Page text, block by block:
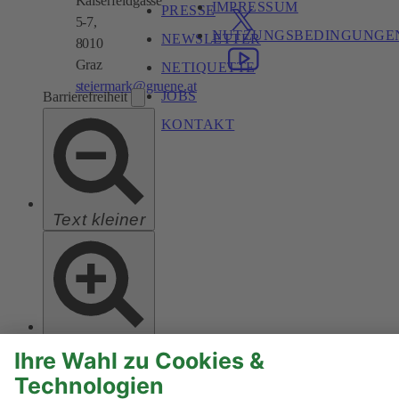
Barrierefreiheit
Text kleiner
5-7,
8010
Graz
steiermark@gruene.at
PRESSE
NEWSLETTER
NETIQUETTE
JOBS
KONTAKT
IMPRESSUM